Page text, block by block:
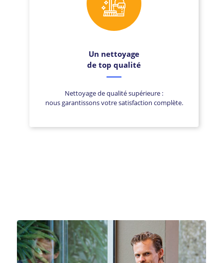
Un nettoyage
de top qualité
Nettoyage de qualité supérieure :
nous garantissons votre satisfaction complète.